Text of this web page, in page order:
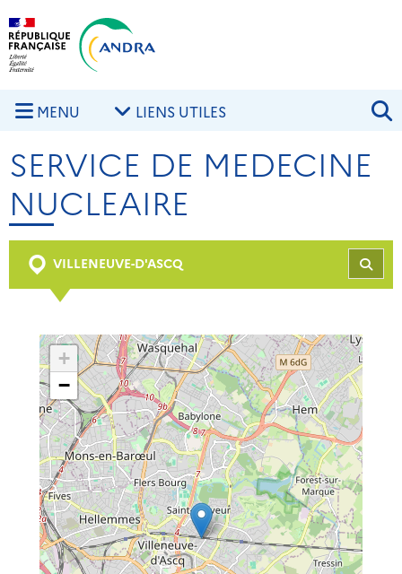
Aller au contenu principal
MENU LIENS UTILES
SERVICE DE MEDECINE
NUCLEAIRE
VILLENEUVE-D'ASCQ
+
−